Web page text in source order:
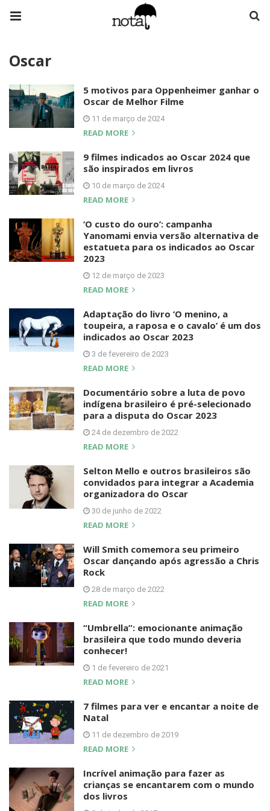
Oscar
5 motivos para Oppenheimer ganhar o
Oscar de Melhor Filme
11 de março de 2024
READ MORE
9 filmes indicados ao Oscar 2024 que
são inspirados em livros
10 de março de 2024
READ MORE
‘O custo do ouro’: campanha
Yanomami envia versão alternativa de
estatueta para os indicados ao Oscar
2023
12 de março de 2023
READ MORE
Adaptação do livro ‘O menino, a
toupeira, a raposa e o cavalo’ é um dos
indicados ao Oscar 2023
3 de fevereiro de 2023
READ MORE
Documentário sobre a luta de povo
indígena brasileiro é pré-selecionado
para a disputa do Oscar 2023
24 de dezembro de 2022
READ MORE
Selton Mello e outros brasileiros são
convidados para integrar a Academia
organizadora do Oscar
30 de junho de 2022
READ MORE
Will Smith comemora seu primeiro
Oscar dançando após agressão a Chris
Rock
28 de março de 2022
READ MORE
“Umbrella”: emocionante animação
brasileira que todo mundo deveria
conhecer!
1 de fevereiro de 2021
READ MORE
7 filmes para ver e encantar a noite de
Natal
11 de dezembro de 2019
READ MORE
Incrível animação para fazer as
crianças se encantarem com o mundo
dos livros